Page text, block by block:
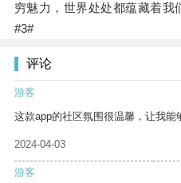
穷魅力，世界处处都蕴藏着我
#3#
评论
游客
这款app的社区氛围很温馨，让我能
2024-04-03
游客